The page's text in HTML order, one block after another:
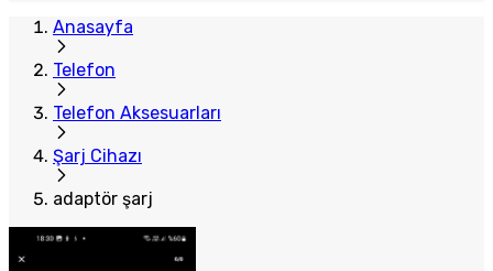
Anasayfa
Telefon
Telefon Aksesuarları
Şarj Cihazı
adaptör şarj